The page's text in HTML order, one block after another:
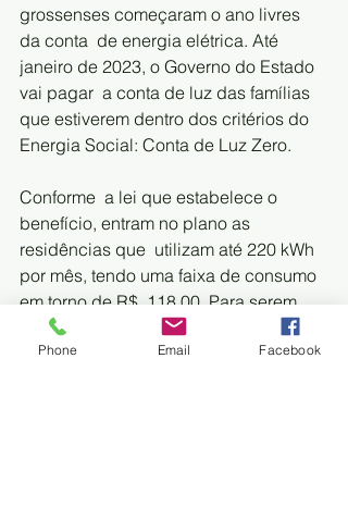
grossenses começaram o ano livres
da conta  de energia elétrica. Até
janeiro de 2023, o Governo do Estado
vai pagar  a conta de luz das famílias
que estiverem dentro dos critérios do
Energia Social: Conta de Luz Zero.
Conforme  a lei que estabelece o
benefício, entram no plano as
residências que  utilizam até 220 kWh
por mês, tendo uma faixa de consumo
em torno de R$  118,00. Para serem
contempladas as famílias devem estar
inscritas no  Cadastro Único
Phone Email Facebook